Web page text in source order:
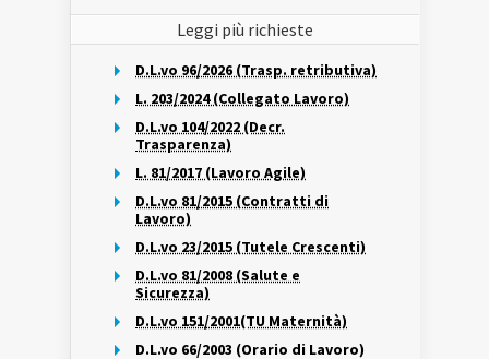
Leggi più richieste
D.L.vo 96/2026 (Trasp. retributiva)
L. 203/2024 (Collegato Lavoro)
D.L.vo 104/2022 (Decr.
Trasparenza)
L. 81/2017 (Lavoro Agile)
D.L.vo 81/2015 (Contratti di
Lavoro)
D.L.vo 23/2015 (Tutele Crescenti)
D.L.vo 81/2008 (Salute e
Sicurezza)
D.L.vo 151/2001(TU Maternità)
D.L.vo 66/2003 (Orario di Lavoro)